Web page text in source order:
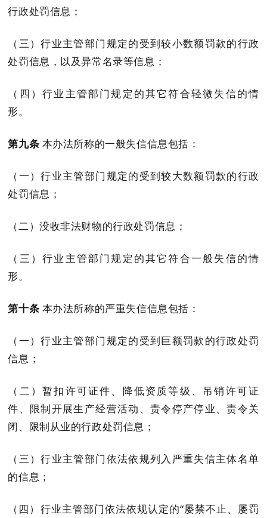
行政处罚信息；
（三）行业主管部门规定的受到较小数额罚款的行政
处罚信息，以及异常名录等信息；
（四）行业主管部门规定的其它符合轻微失信的情
形。
第九条 本办法所称的一般失信信息包括：
（一）行业主管部门规定的受到较大数额罚款的行政
处罚信息；
（二）没收非法财物的行政处罚信息；
（三）行业主管部门规定的其它符合一般失信的情
形。
第十条 本办法所称的严重失信信息包括：
（一）行业主管部门规定的受到巨额罚款的行政处罚
信息；
（二）暂扣许可证件、降低资质等级、吊销许可证
件、限制开展生产经营活动、责令停产停业、责令关
闭、限制从业的行政处罚信息；
（三）行业主管部门依法依规列入严重失信主体名单
的信息；
（四）行业主管部门依法依规认定的“屡禁不止、屡罚